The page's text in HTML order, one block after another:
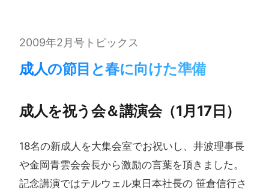
2009年2月号トピックス
成人の​節目と春に​向けた​準備
成人を​祝う​会＆講演会​（1月17日）
18名の新成人を大集会室でお祝いし、井波理事長
や金岡青雲会会長から激励の言葉を頂きました。
記念講演ではテルウェル東日本社長の 笹倉信行さ